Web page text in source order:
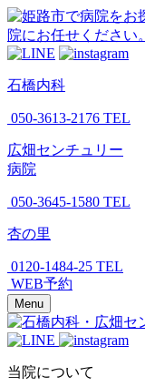
石橋内科
050-3613-2176 TEL
広畑センチュリー
病院
050-3645-1580 TEL
杏の里
0120-1484-25 TEL
WEB予約
Menu
当院について